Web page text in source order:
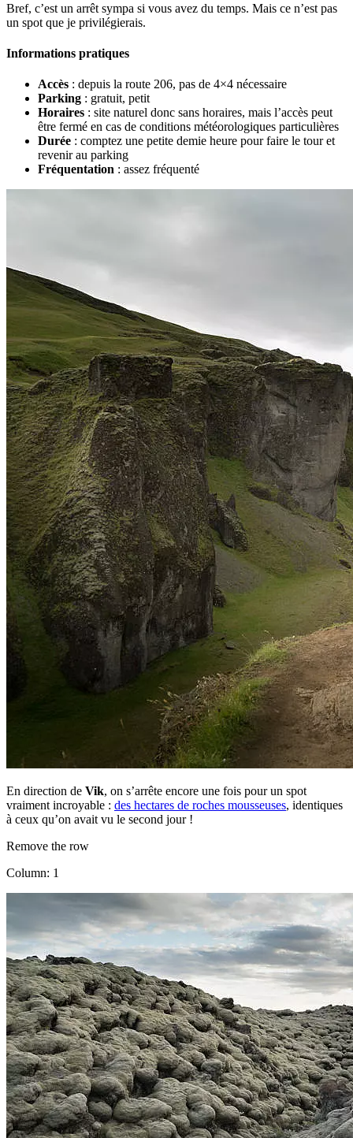
Bref, c’est un arrêt sympa si vous avez du temps. Mais ce n’est pas
un spot que je privilégierais.
Informations pratiques
Accès : depuis la route 206, pas de 4×4 nécessaire
Parking : gratuit, petit
Horaires : site naturel donc sans horaires, mais l’accès peut
être fermé en cas de conditions météorologiques particulières
Durée : comptez une petite demie heure pour faire le tour et
revenir au parking
Fréquentation : assez fréquenté
En direction de Vik, on s’arrête encore une fois pour un spot
vraiment incroyable : des hectares de roches mousseuses, identiques
à ceux qu’on avait vu le second jour !
Remove the row
Column: 1